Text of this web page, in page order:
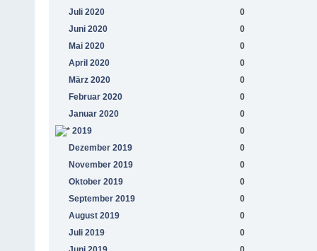
Juli 2020
0
Juni 2020
0
Mai 2020
0
April 2020
0
März 2020
0
Februar 2020
0
Januar 2020
0
2019
0
Dezember 2019
0
November 2019
0
Oktober 2019
0
September 2019
0
August 2019
0
Juli 2019
0